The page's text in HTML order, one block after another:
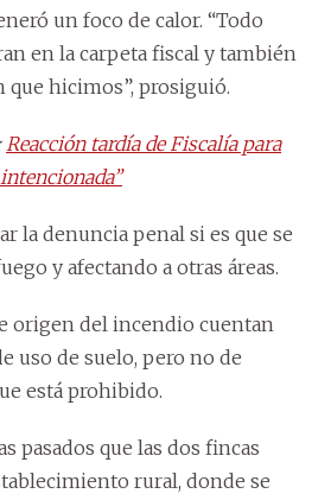
un foco de calor. “Todo
en la carpeta fiscal y también
hicimos”, prosiguió.
Reacción tardía de Fiscalía para
la denuncia penal si es que se
y afectando a otras áreas.
origen del incendio cuentan
uso de suelo, pero no de
está prohibido.
pasados que las dos fincas
rural, donde se